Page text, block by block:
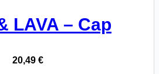
LAVA – Cap
20,49 €